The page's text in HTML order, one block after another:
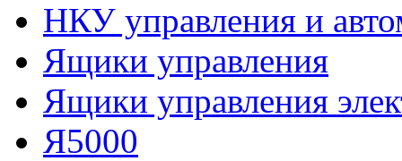
НКУ управления и
Ящики управления
Ящики управления
Я5000